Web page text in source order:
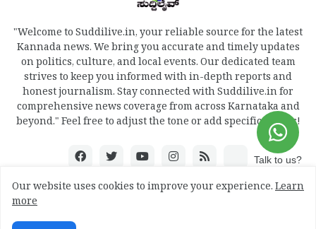
"Welcome to Suddilive.in, your reliable source for the latest
Kannada news. We bring you accurate and timely updates
on politics, culture, and local events. Our dedicated team
strives to keep you informed with in-depth reports and
honest journalism. Stay connected with Suddilive.in for
comprehensive news coverage from across Karnataka and
beyond." Feel free to adjust the tone or add specific details!
Our website uses cookies to improve your experience.Learn
more
Talk to us?